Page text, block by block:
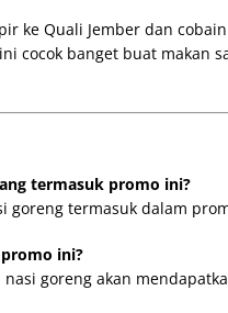
ke Quali Jember dan
cocok banget buat makan
termasuk promo ini?
goreng termasuk dalam
ini?
goreng akan